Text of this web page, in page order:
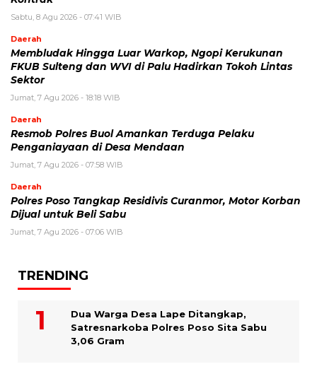
Sabtu, 8 Agu 2026 - 07:41 WIB
Daerah
Membludak Hingga Luar Warkop, Ngopi Kerukunan
FKUB Sulteng dan WVI di Palu Hadirkan Tokoh Lintas
Sektor
Jumat, 7 Agu 2026 - 18:18 WIB
Daerah
Resmob Polres Buol Amankan Terduga Pelaku
Penganiayaan di Desa Mendaan
Jumat, 7 Agu 2026 - 07:58 WIB
Daerah
Polres Poso Tangkap Residivis Curanmor, Motor Korban
Dijual untuk Beli Sabu
Jumat, 7 Agu 2026 - 07:06 WIB
TRENDING
Dua Warga Desa Lape Ditangkap,
Satresnarkoba Polres Poso Sita Sabu
3,06 Gram